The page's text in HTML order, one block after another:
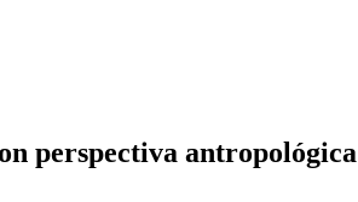
perspectiva antropológica